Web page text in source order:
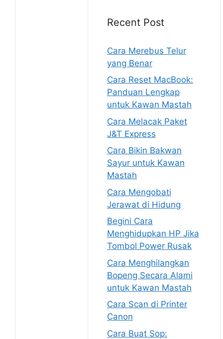
Recent Post
Cara Merebus Telur
yang Benar
Cara Reset MacBook:
Panduan Lengkap
untuk Kawan Mastah
Cara Melacak Paket
J&T Express
Cara Bikin Bakwan
Sayur untuk Kawan
Mastah
Cara Mengobati
Jerawat di Hidung
Begini Cara
Menghidupkan HP Jika
Tombol Power Rusak
Cara Menghilangkan
Bopeng Secara Alami
untuk Kawan Mastah
Cara Scan di Printer
Canon
Cara Buat Sop: